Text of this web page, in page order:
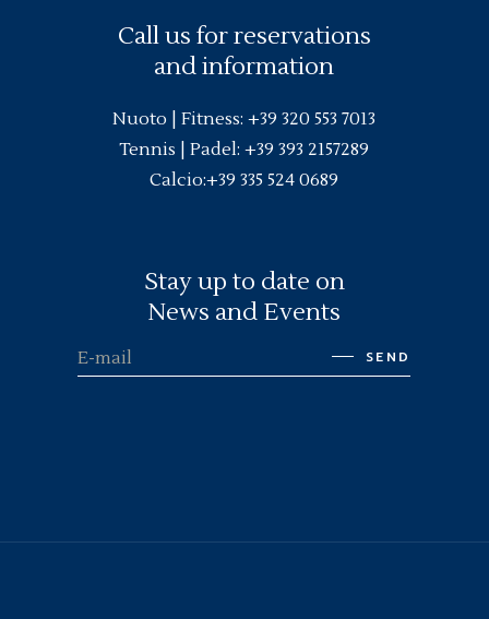
Call us for reservations
and information
Nuoto |Fitness:+39 320 553 7013
Tennis | Padel:+39 393 2157289
Calcio:+39 335 524 0689
Stay up to date on
News and Events
SEND